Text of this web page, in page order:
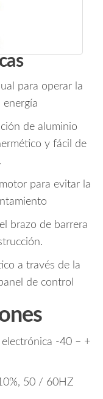
para operar la
energía
de aluminio
y fácil de
para evitar la
brazo de barrera
a través de la
de control
electrónica -40 – +
50 / 60HZ